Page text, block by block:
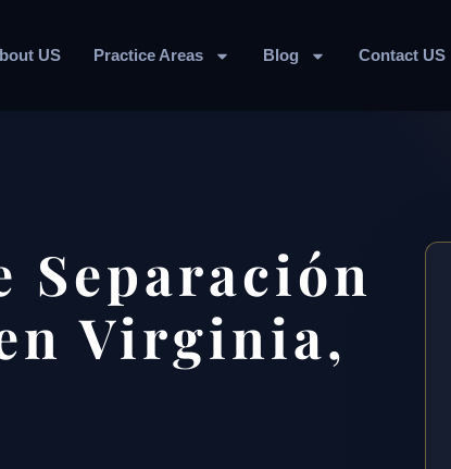
US Practice Areas Blog Contact US
Separación
Virginia,